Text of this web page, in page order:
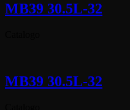
MB39 30.5L-32
MB39 30.5L-32